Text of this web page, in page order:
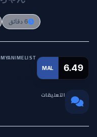
6 دقائق
MAL 6.49
MYANIMELIST
التعليقات